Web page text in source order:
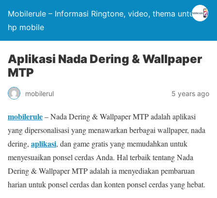
Mobilerule – Informasi Ringtone, video, thema untuk
hp mobile
Aplikasi Nada Dering & Wallpaper
MTP
mobilerul 5 years ago
mobilerule– Nada Dering & Wallpaper MTP adalah aplikasi
yang dipersonalisasi yang menawarkan berbagai wallpaper, nada
dering, aplikasi, dan game gratis yang memudahkan untuk
menyesuaikan ponsel cerdas Anda. Hal terbaik tentang Nada
Dering & Wallpaper MTP adalah ia menyediakan pembaruan
harian untuk ponsel cerdas dan konten ponsel cerdas yang hebat.